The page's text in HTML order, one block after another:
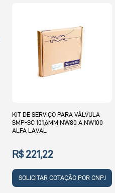
KIT DE SERVIÇO PARA VÁLVULA
SMP-SC 101,6MM NW80 A NW100
ALFA LAVAL
R$ 221,22
SOLICITAR COTAÇÃO POR CNPJ